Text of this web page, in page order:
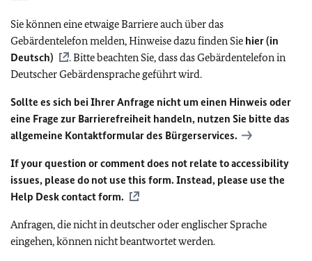
Sie können eine etwaige Barriere auch über das
Gebärdentelefon melden, Hinweise dazu finden Sie hier (in
Deutsch)
. Bitte beachten Sie, dass das Gebärdentelefon in
Deutscher Gebärdensprache geführt wird.
Sollte es sich bei Ihrer Anfrage nicht um einen Hinweis oder
eine Frage zur Barrierefreiheit handeln, nutzen Sie bitte das
allgemeine Kontaktformular des Bürgerservices.
If your question or comment does not relate to accessibility
issues, please do not use this form. Instead, please use the
Help Desk contact form.
Anfragen, die nicht in deutscher oder englischer Sprache
eingehen, können nicht beantwortet werden.